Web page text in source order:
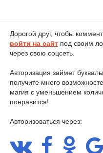
Дорогой друг, чтобы
войти на сайт под своим
через свою соцсеть.
Авторизация займет
получите много
магия с уменьшением
понравится!
Авторизоваться через: